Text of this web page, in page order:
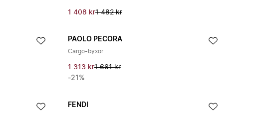
1 408 kr1 482 kr
PAOLO PECORA
Cargo-byxor
1 313 kr1 661 kr
-21%
FENDI